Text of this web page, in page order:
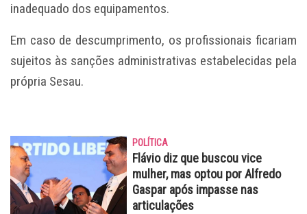
inadequado dos equipamentos.
Em caso de descumprimento, os profissionais ficariam
sujeitos às sanções administrativas estabelecidas pela
própria Sesau.
POLÍTICA
Flávio diz que buscou vice
mulher, mas optou por Alfredo
Gaspar após impasse nas
articulações